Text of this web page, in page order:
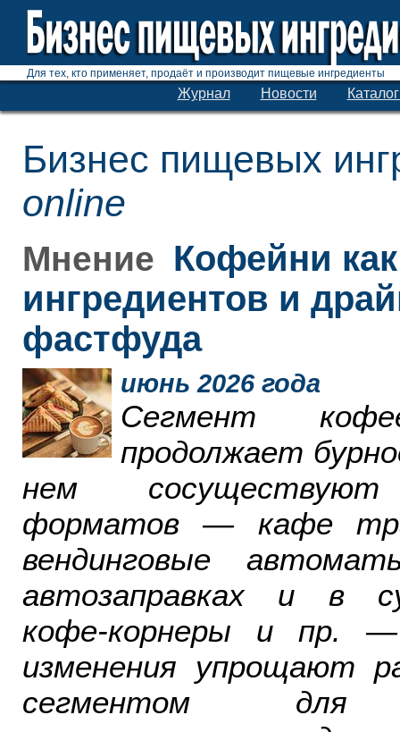
Для тех, кто применяет, продаёт и производит пищевые ингредиенты
Журнал Новости
Бизнес пищевых
online
Мнение Кофейни
ингредиентов и
фастфуда
июнь 2026 года
Сегмент
продолжает
нем
форматов — кафе
вендинговые
автозаправках и в
кофе-корнеры и пр.
изменения упрощают
сегментом для